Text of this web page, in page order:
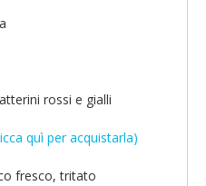
rossi e gialli
quì per acquistarla)
fresco, tritato